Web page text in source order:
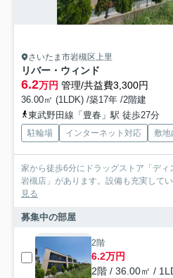
さいたま市岩槻区上里
リバー・ウィンド
6.2万円 管理/共益費3,300円
36.00㎡ (1LDK) /築17年 /2階建
東武野田線「豊春」駅 徒歩27分
駐輪場 インターネット対応 敷
家から徒歩6分にドラッグストア「デ
岩槻店」があります。設備も充実して
見る
募集中の部屋
2階
6.2万円
2階 / 36.00㎡ /